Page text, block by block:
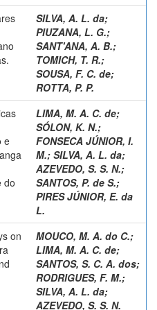
SILVA, A. L. da;
PIUZANA, L. G.;
SANT'ANA, A. B.;
TOMICH, T. R.;
SOUSA, F. C. de;
ROTTA, P. P.
e
do
LIMA, M. A. C. de;
SÓLON, K. N.;
FONSECA JÚNIOR, I.
M.; SILVA, A. L. da;
AZEVEDO, S. S. N.;
SANTOS, P. de S.;
PIRES JÚNIOR, E. da
L.
on
MOUCO, M. A. do C.;
LIMA, M. A. C. de;
SANTOS, S. C. A. dos;
RODRIGUES, F. M.;
SILVA, A. L. da;
AZEVEDO, S. S. N.